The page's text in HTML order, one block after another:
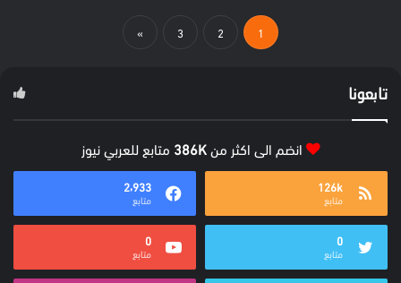
1
2
3
»
تابعونا
انضم الى اكثر من386K متابع للعربي نيوز
126k
متابع
2٬933
متابع
0
متابع
0
متابع